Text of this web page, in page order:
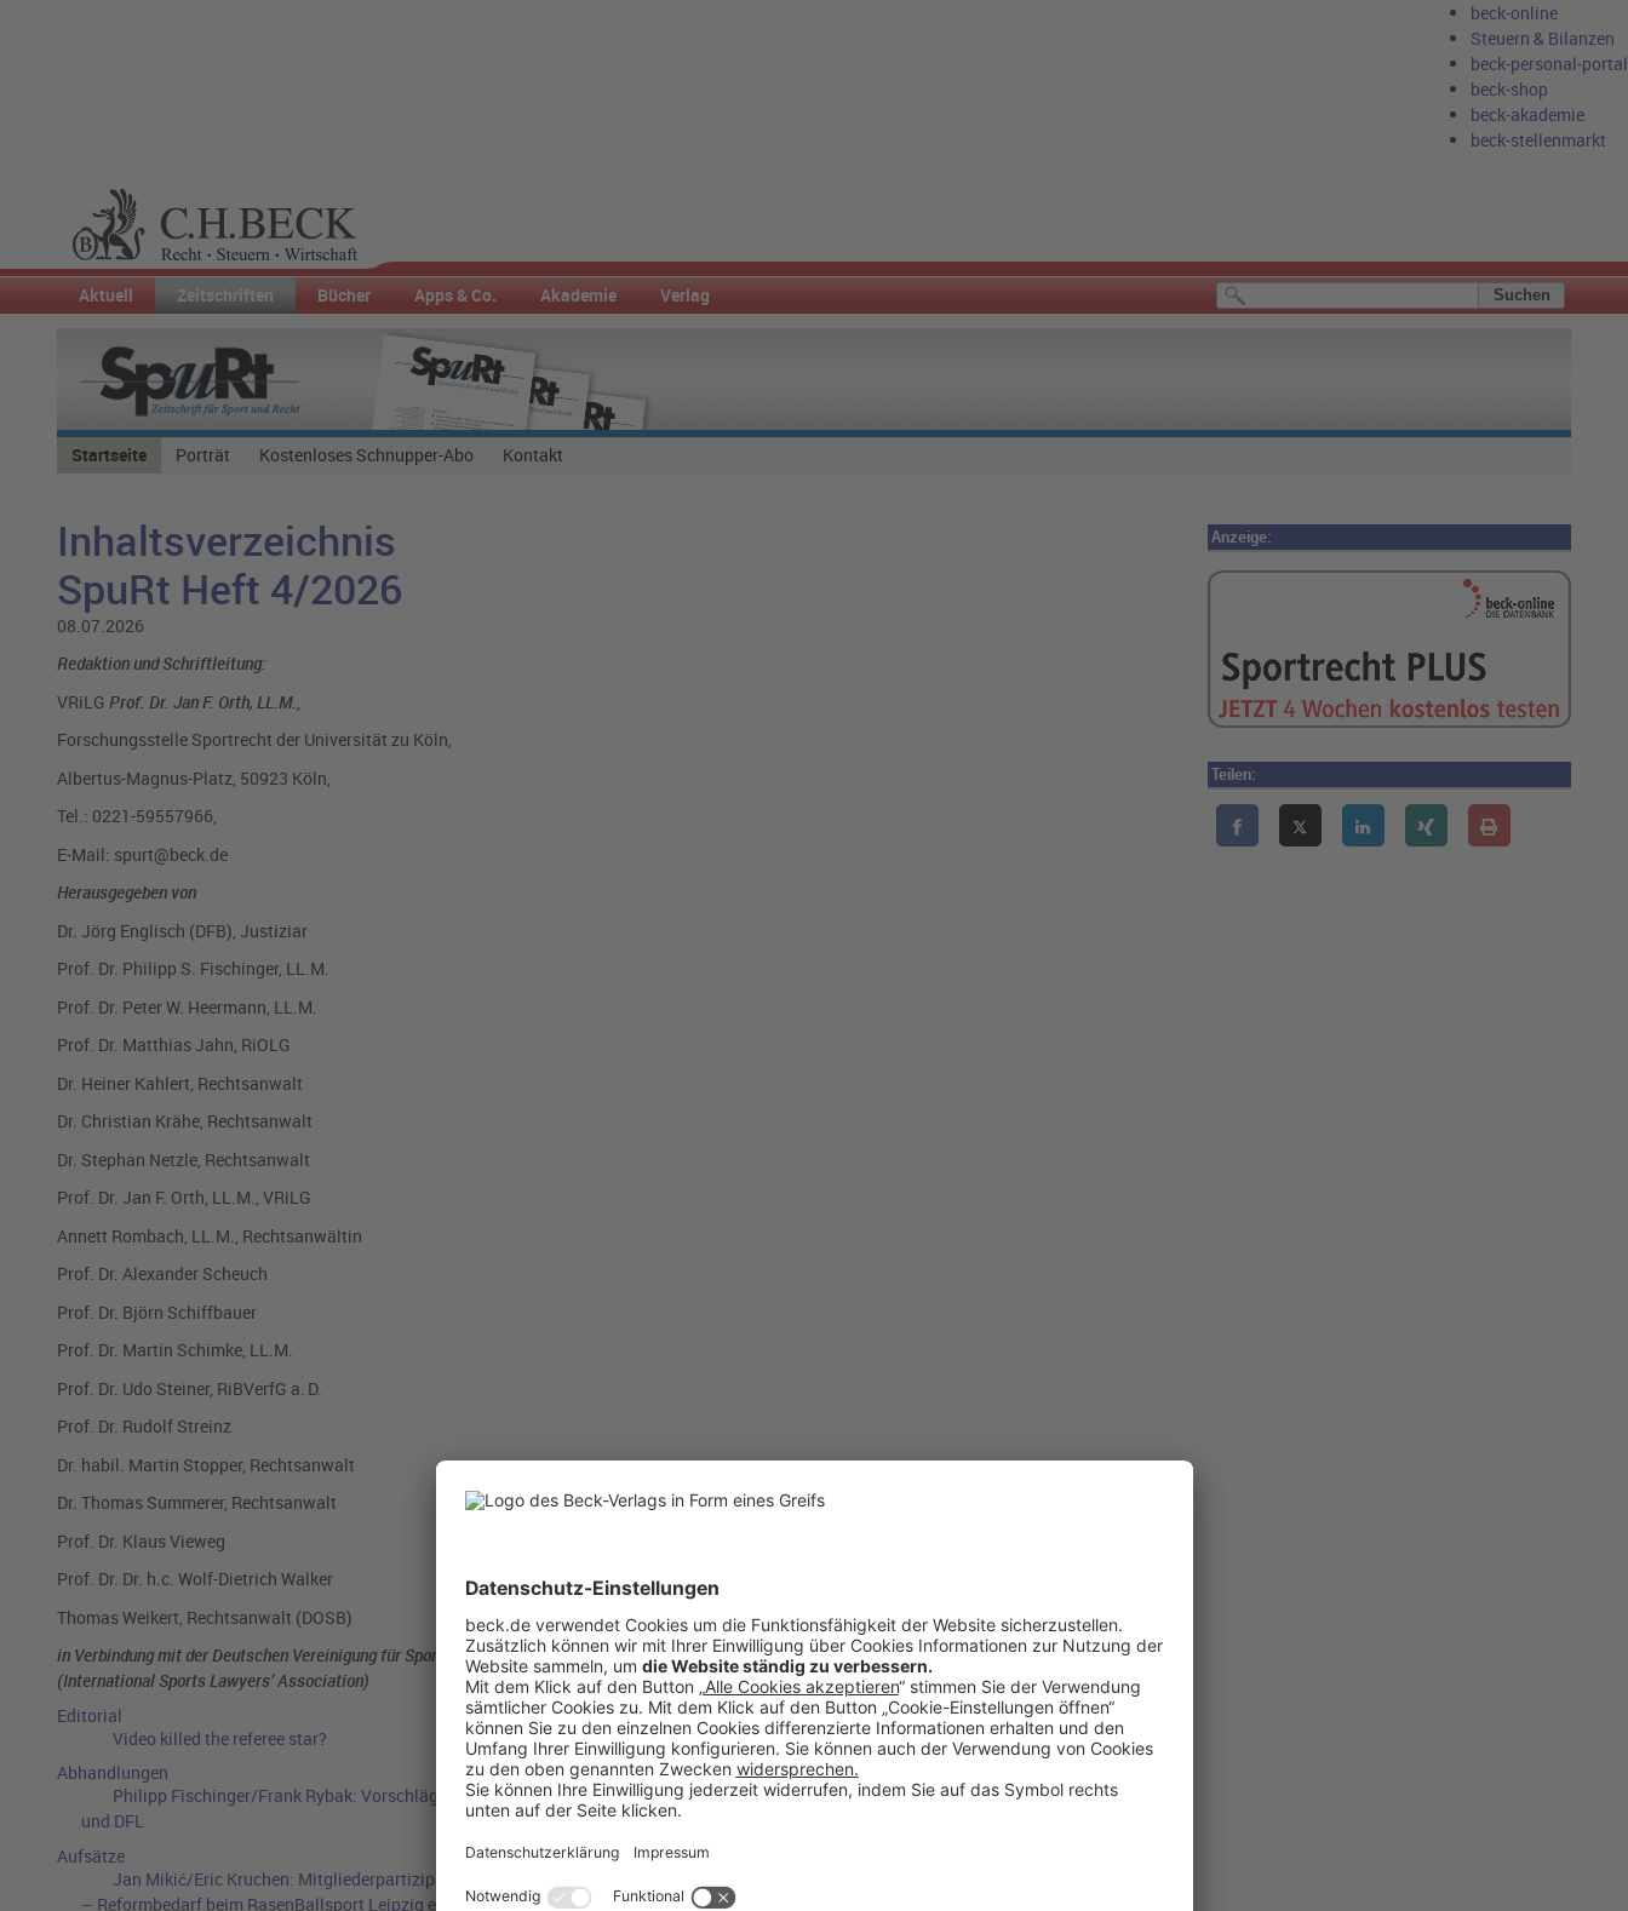
beck-online
Steuern & Bilanzen
beck-personal-portal
beck-shop
beck-akademie
beck-stellenmarkt
Aktuell Zeitschriften Bücher Apps & Co. Akademie Verlag
Startseite Porträt Kostenloses Schnupper-Abo Kontakt
Inhaltsverzeichnis
SpuRt Heft 4/2026
08.07.2026
Redaktion und Schriftleitung:
VRiLG Prof. Dr. Jan F. Orth, LL.M.
Forschungsstelle Sportrecht der Universität zu Köln,
Albertus-Magnus-Platz, 50923 Köln,
Tel.: 0221-59557966,
E-Mail: spurt@beck.de
Herausgegeben von
Dr. Jörg Englisch (DFB), Justiziar
Prof. Dr. Philipp S. Fischinger, LL.M.
Prof. Dr. Peter W. Heermann, LL.M.
Prof. Dr. Matthias Jahn, RiOLG
Dr. Heiner Kahlert, Rechtsanwalt
Dr. Christian Krähe, Rechtsanwalt
Dr. Stephan Netzle, Rechtsanwalt
Prof. Dr. Jan F. Orth, LL.M., VRiLG
Annett Rombach, LL.M., Rechtsanwältin
Prof. Dr. Alexander Scheuch
Prof. Dr. Björn Schiffbauer
Prof. Dr. Martin Schimke, LL.M.
Prof. Dr. Udo Steiner, RiBVerfG a. D.
Prof. Dr. Rudolf Streinz
Dr. habil. Martin Stopper, Rechtsanwalt
Dr. Thomas Summerer, Rechtsanwalt
Prof. Dr. Klaus Vieweg
Prof. Dr. Dr. h.c. Wolf-Dietrich Walker
Thomas Weikert, Rechtsanwalt (DOSB)
in Verbindung mit der Deutschen Vereinigung für Sportrecht e. V. – Konstanzer Arbeitskreis für Deutsches und Internationales Sportrecht – und der ISLA
(International Sports Lawyers’ Association)
Editorial
Video killed​ the​ referee​ star?
337
Abhandlungen
Philipp Fischinger/Frank Rybak: Vorschläge für eine Neugestaltung des Rechts der Spielerregistrierung im Transferrecht von DFB
und DFL
Aufsätze
Jan Mikić/Eric Kruchen: Mitgliederpartizipation in Fußballvereinen zwischen Verbandszwang und Machtinteresse von Investoren
– Reformbedarf beim RasenBallsport Leipzig e.V.
Anzeige:
Teilen: